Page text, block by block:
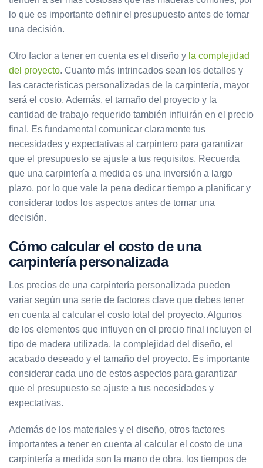
lo que es importante definir el presupuesto antes de tomar
una decisión.
Otro factor a tener en cuenta es el diseño y la complejidad
del proyecto. Cuanto más intrincados sean los detalles y
las características personalizadas de la carpintería, mayor
será el costo. Además, el tamaño del proyecto y la
cantidad de trabajo requerido también influirán en el precio
final. Es fundamental comunicar claramente tus
necesidades y expectativas al carpintero para garantizar
que el presupuesto se ajuste a tus requisitos. Recuerda
que una carpintería a medida es una inversión a largo
plazo, por lo que vale la pena dedicar tiempo a planificar y
considerar todos los aspectos antes de tomar una
decisión.
Cómo calcular el costo de una
carpintería personalizada
Los precios de una carpintería personalizada pueden
variar según una serie de factores clave que debes tener
en cuenta al calcular el costo total del proyecto. Algunos
de los elementos que influyen en el precio final incluyen el
tipo de madera utilizada, la complejidad del diseño, el
acabado deseado y el tamaño del proyecto. Es importante
considerar cada uno de estos aspectos para garantizar
que el presupuesto se ajuste a tus necesidades y
expectativas.
Además de los materiales y el diseño, otros factores
importantes a tener en cuenta al calcular el costo de una
carpintería a medida son la mano de obra, los tiempos de